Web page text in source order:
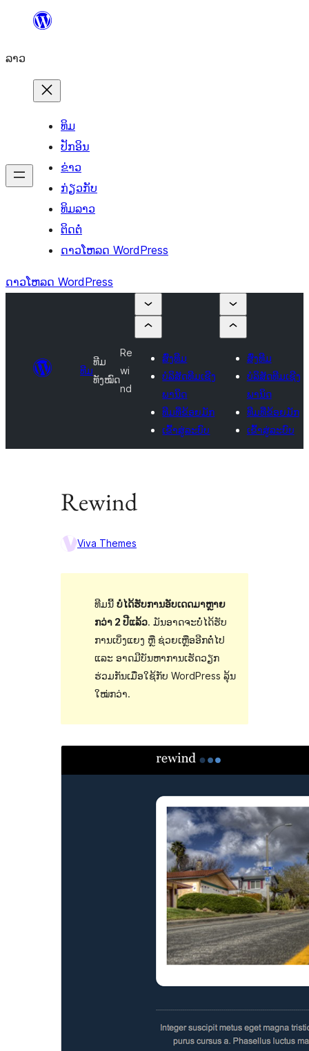
ທີ່
ເນື້ອຫາ
ລາວ
ທິມ
ປັກອິນ
ຂ່າວ
ກ່ຽວກັບ
ທິມລາວ
ຕິດຕໍ່
ດາວໂຫລດ WordPress
ດາວໂຫລດ WordPress
ທີມ
ທີມ
ທັງໝົດ
Re
wi
nd
ສົ່ງທີມ
ບໍລິສັດທີມເຊີງ
ພານິດ
ທີມທີ່ຂ້ອຍມັກ
ເຂົ້າສູ່ລະບົບ
ສົ່ງທີມ
ບໍລິສັດທີມເຊີງ
ພານິດ
ທີມທີ່ຂ້ອຍມັກ
ເຂົ້າສູ່ລະບົບ
Rewind
Viva Themes
ທີມນີ້ ບໍ່ໄດ້ຮັບການອັບເດດມາຫຼາຍ
ກວ່າ 2 ປີແລ້ວ. ມັນອາດຈະບໍ່ໄດ້ຮັບ
ການເບິ່ງແຍງ ຫຼື ຊ່ວຍເຫຼືອອີກຕໍ່ໄປ
ແລະ ອາດມີບັນຫາການເຮັດວຽກ
ຮ່ວມກັນເມື່ອໃຊ້ກັບ WordPress ລຸ້ນ
ໃໝ່ກວ່າ.